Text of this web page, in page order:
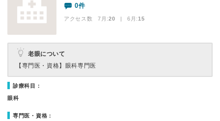
0件
アクセス数 7月:20 | 6月:15
老眼について
【専門医・資格】 眼科専門医
診療科目：
眼科
専門医・資格：